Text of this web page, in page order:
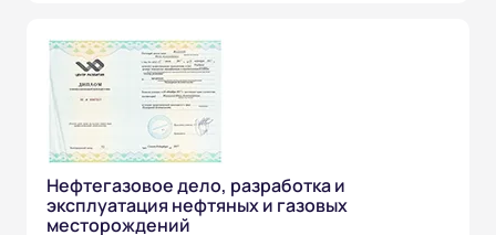
Нефтегазовое дело, разработка и
эксплуатация нефтяных и газовых
месторождений